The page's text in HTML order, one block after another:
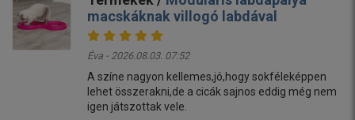
macskáknak villogó labdával
Éva - 2026.08.03. 07:52
A színe nagyon kellemes,jó,hogy sokféleképpen
lehet összerakni,de a cicák sajnos eddig még nem
igen játszottak vele.